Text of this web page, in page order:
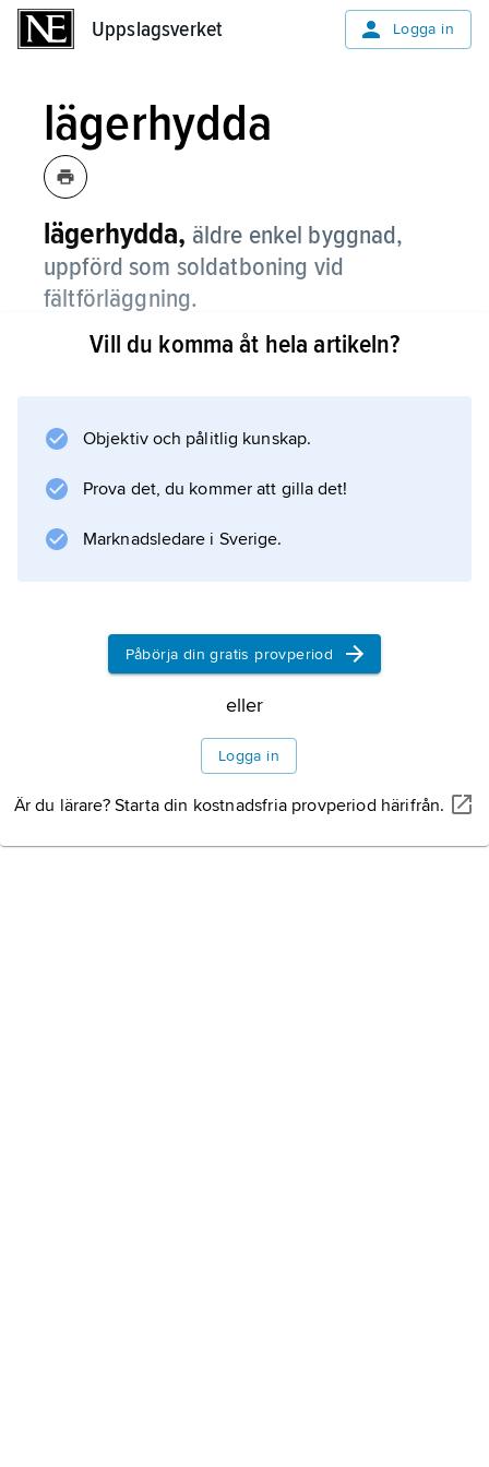
Uppslagsverket Logga in
lägerhydda
lägerhydda, äldre enkel byggnad,
uppförd som soldatboning vid
fältförläggning.
Hyddorna byggdes ursprungligen av material
lägerhyddor uppfördes bl.a. vid arméns
halmhyddor (Kronobergs hed, Kulltorp och
Ljungbyhed). Under andra världskriget
uppfördes en stor mängd hyddor för
Information om artikeln
Vill du komma åt hela artikeln?
Objektiv och pålitlig kunskap.
Prova det, du kommer att gilla det!
Marknadsledare i Sverige.
Påbörja din gratis provperiod
eller
Logga in
Är du lärare? Starta din kostnadsfria provperiod härifrån.